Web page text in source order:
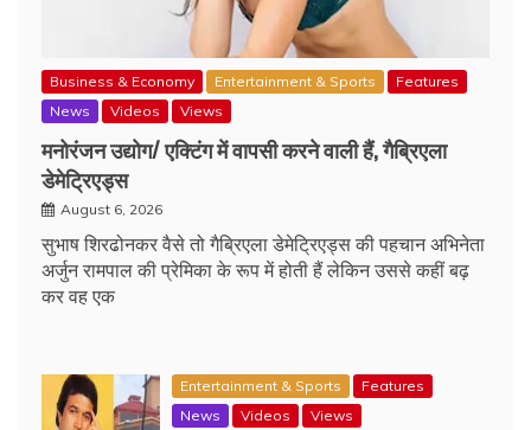
Business & Economy Entertainment & Sports
Features
News
Videos Views
मनोरंजन उद्योग/ एक्टिंग में वापसी करने वाली हैं, गैब्रिएला
डेमेट्रिएड्स
August 6, 2026
सुभाष शिरढोनकर वैसे तो गैब्रिएला डेमेट्रिएड्स की पहचान अभिनेता
अर्जुन रामपाल की प्रेमिका के रूप में होती हैं लेकिन उससे कहीं बढ़
कर वह एक
Entertainment & Sports
Features
News
Videos Views